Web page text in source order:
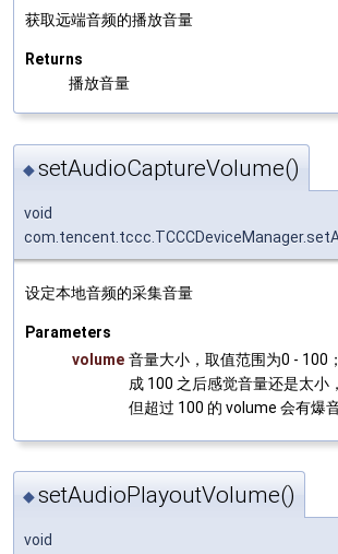
获取远端音频的播放音量
Returns
播放音量
◆setAudioCaptureVolume()
void
设定本地音频的采集音量
Parameters
volume 音量大小，取值范围为0 - 100
成 100 之后感觉音量还是太小
但超过 100 的 volume 会有爆
◆setAudioPlayoutVolume()
void